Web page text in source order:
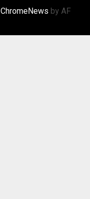
ChromeNews by AF